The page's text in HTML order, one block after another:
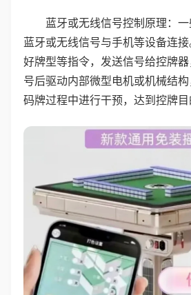
蓝牙或无线信号控制原理：
蓝牙或无线信号与手机等设备连
好牌型等指令，发送信号给控牌
号后驱动内部微型电机或机械结构
码牌过程中进行干预，达到控牌目